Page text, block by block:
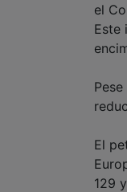
el
Este
El
129